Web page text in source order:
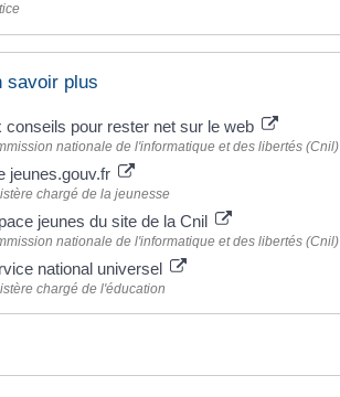
savoir plus
conseils pour rester net sur le web
nationale de l'informatique et des libertés (Cnil)
jeunes.gouv.fr
chargé de la jeunesse
jeunes du site de la Cnil
nationale de l'informatique et des libertés (Cnil)
national universel
chargé de l'éducation